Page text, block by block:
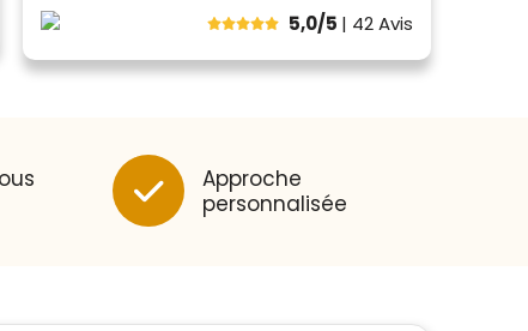
5,0/5 | 42Avis
Approche
personnalisée